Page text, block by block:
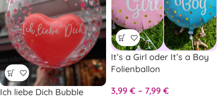
Ich liebe Dich Bubble
It’s a Girl oder It’s a Boy
Folienballon
3,99 € – 7,99 €